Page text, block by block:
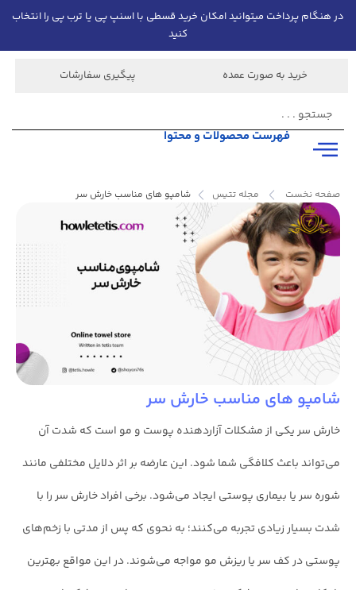
در هنگام پرداخت میتوانید امکان خرید قسطی با اسنپ پی یا ترب پی را انتخاب
کنید
خرید به صورت عمده پیگیری سفارشات
فهرست محصولات و محتوا
صفحه نخست مجله تتیس شامپو های مناسب خارش سر
شامپو های مناسب خارش سر
خارش سر یکی از مشکلات آزاردهنده پوست و مو است که شدت آن
می‌تواند باعث کلافگی شما شود. این عارضه بر اثر دلایل مختلفی مانند
شوره سر یا بیماری پوستی ایجاد می‌شود. برخی افراد خارش سر را با
شدت بسیار زیادی تجربه می‌کنند؛ به نحوی که پس از مدتی با زخم‌های
پوستی در کف سر یا ریزش مو مواجه می‌شوند. در این مواقع بهترین